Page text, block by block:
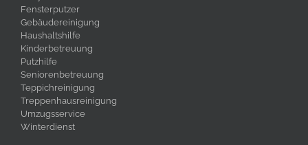
Fensterputzer
Gebäudereinigung
Haushaltshilfe
Kinderbetreuung
Putzhilfe
Seniorenbetreuung
Teppichreinigung
Treppenhausreinigung
Umzugsservice
Winterdienst